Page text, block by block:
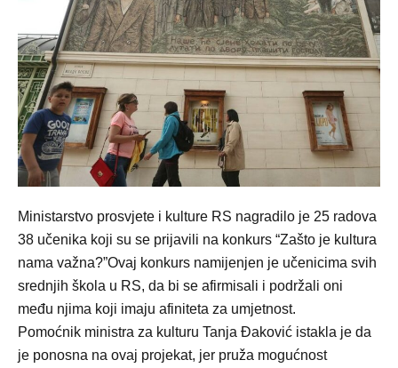
Ministarstvo prosvjete i kulture RS nagradilo je 25 radova
38 učenika koji su se prijavili na konkurs “Zašto je kultura
nama važna?”Ovaj konkurs namijenjen je učenicima svih
srednjih škola u RS, da bi se afirmisali i podržali oni
među njima koji imaju afiniteta za umjetnost.
Pomoćnik ministra za kulturu Tanja Đaković istakla je da
je ponosna na ovaj projekat, jer pruža mogućnost